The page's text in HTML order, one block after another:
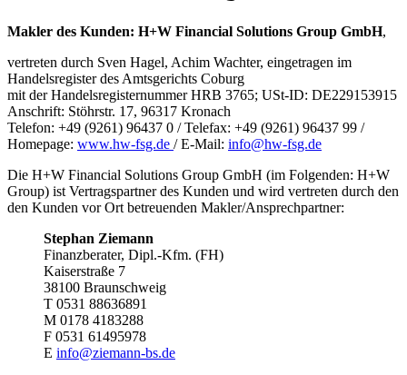
Makler des Kunden: H+W Financial Solutions Group GmbH,
vertreten durch Sven Hagel, Achim Wachter, eingetragen im
Handelsregister des Amtsgerichts Coburg
mit der Handelsregisternummer HRB 3765; USt-ID: DE229153915
Anschrift: Stöhrstr. 17, 96317 Kronach
Telefon: +49 (9261) 96437 0 / Telefax: +49 (9261) 96437 99 /
Homepage: www.hw-fsg.de / E-Mail: info@hw-fsg.de
Die H+W Financial Solutions Group GmbH (im Folgenden: H+W
Group) ist Vertragspartner des Kunden und wird vertreten durch den
den Kunden vor Ort betreuenden Makler/Ansprechpartner:
Stephan Ziemann
Finanzberater, Dipl.-Kfm. (FH)
Kaiserstraße 7
38100 Braunschweig
T 0531 88636891
M 0178 4183288
F 0531 61495978
E info@ziemann-bs.de